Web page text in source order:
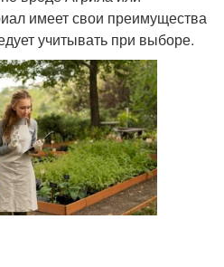
имеет свои преимущества
учитывать при выборе.